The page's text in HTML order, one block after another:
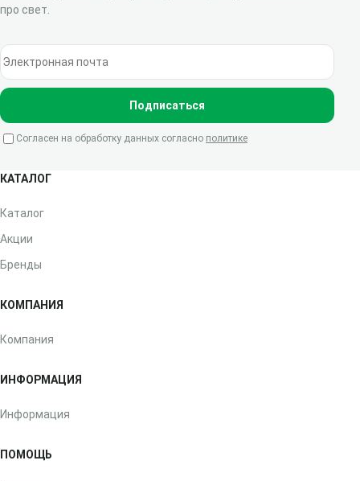
про свет.
Электронная почта
Подписаться
Согласен на обработку данных согласно политике
КАТАЛОГ
Каталог
Акции
Бренды
КОМПАНИЯ
Компания
ИНФОРМАЦИЯ
Информация
ПОМОЩЬ